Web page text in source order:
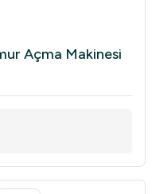
Açma Makinesi